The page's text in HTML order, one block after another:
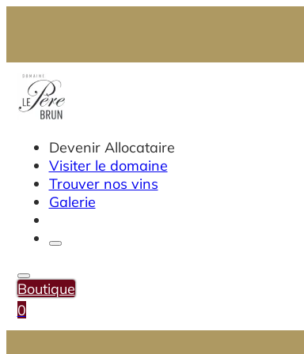
Devenir Allocataire
Visiter le domaine
Trouver nos vins
Galerie
Boutique
0